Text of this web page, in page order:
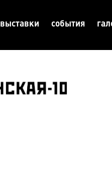
выставки события